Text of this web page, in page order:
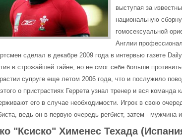
выступая за
национальную
гомосексуальной
Англии
сделал в декабре 2009 года в интервью газете
в строжайшей тайне, но не смог себе больше
супруге еще летом 2006 года, что и послужило
о пристрастиях Геррета узнал тренер и вся
его в случае необходимости. Игрок в свою
ведь он в первую очередь регбист, затем - мужчина
"Ксиско" Хименес Техада